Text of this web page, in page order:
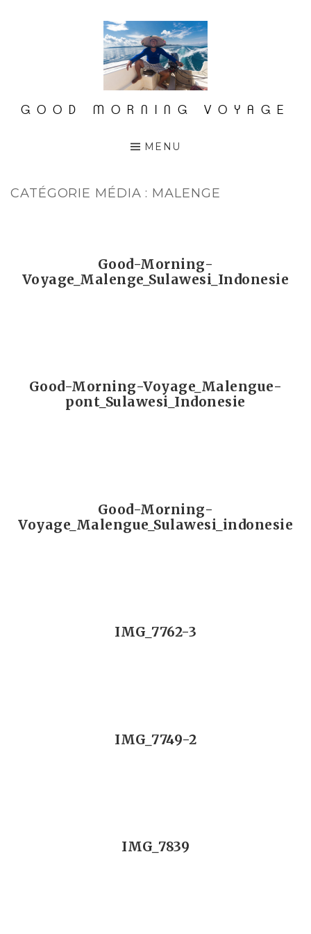
GOOD MORNING VOYAGE
MENU
CATÉGORIE MÉDIA : MALENGE
Good-Morning-
Voyage_Malenge_Sulawesi_Indonesie
Good-Morning-Voyage_Malengue-
pont_Sulawesi_Indonesie
Good-Morning-
Voyage_Malengue_Sulawesi_indonesie
IMG_7762-3
IMG_7749-2
IMG_7839